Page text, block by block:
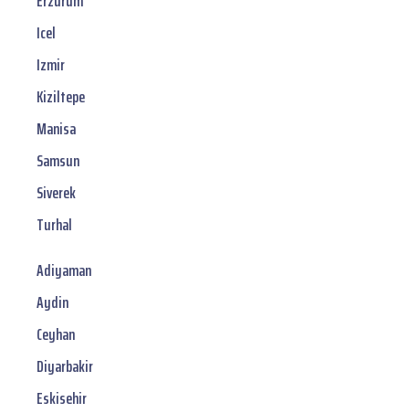
Icel
Izmir
Kiziltepe
Manisa
Samsun
Siverek
Turhal
Adiyaman
Aydin
Ceyhan
Diyarbakir
Eskisehir